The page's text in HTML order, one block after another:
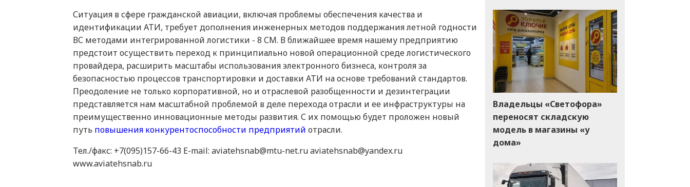
Ситуация в сфере гражданской авиации, включая проблемы обеспечения качества и
идентификации АТИ, требует дополнения инженерных методов поддержания летной годности
ВС методами интегрированной логистики - 8 СМ. В ближайшее время нашему предприятию
предстоит осуществить переход к принципиально новой операционной среде логистического
провайдера, расширить масштабы использования электронного бизнеса, контроля за
безопасностью процессов транспортировки и доставки АТИ на основе требований стандартов.
Преодоление не только корпоративной, но и отраслевой разобщенности и дезинтеграции
представляется нам масштабной проблемой в деле перехода отрасли и ее инфраструктуры на
преимущественно инновационные методы развития. С их помощью будет проложен новый
путь повышения конкурентоспособности предприятий отрасли.
Тел./факс: +7(095)157-66-43 E-mail: aviatehsnab@mtu-net.ru aviatehsnab@yandex.ru
www.aviatehsnab.ru
Владельцы «Светофора»
переносят складскую
модель в магазины «у
дома»